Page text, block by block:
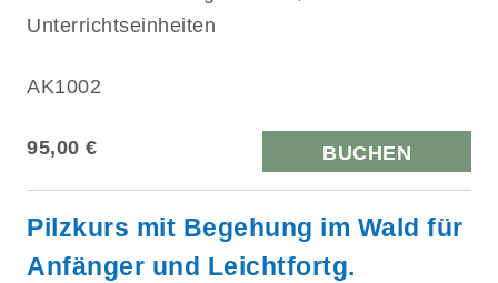
Unterrichtseinheiten
AK1002
95,00 € BUCHEN
Pilzkurs mit Begehung im Wald für
Anfänger und Leichtfortg.